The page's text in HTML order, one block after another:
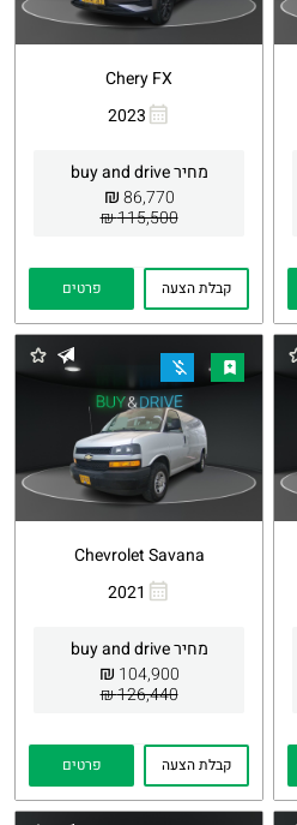
Chery FX
2023
מחיר buy and drive
86,770
₪
115,500 ₪
Whatsapp
קבלת הצעה פרטים
Chevrolet Savana
2021
מחיר buy and drive
104,900
₪
126,440 ₪
Whatsapp
קבלת הצעה פרטים